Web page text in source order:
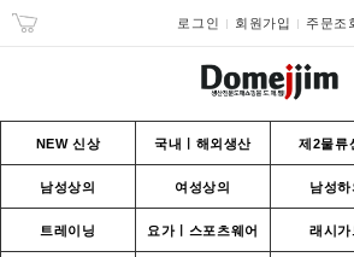
로그인 회원가입 주문조
NEW 신상 국내ㅣ해외생산 제2물류
남성상의 여성상의 남성하
트레이닝 요가ㅣ스포츠웨어 래시가